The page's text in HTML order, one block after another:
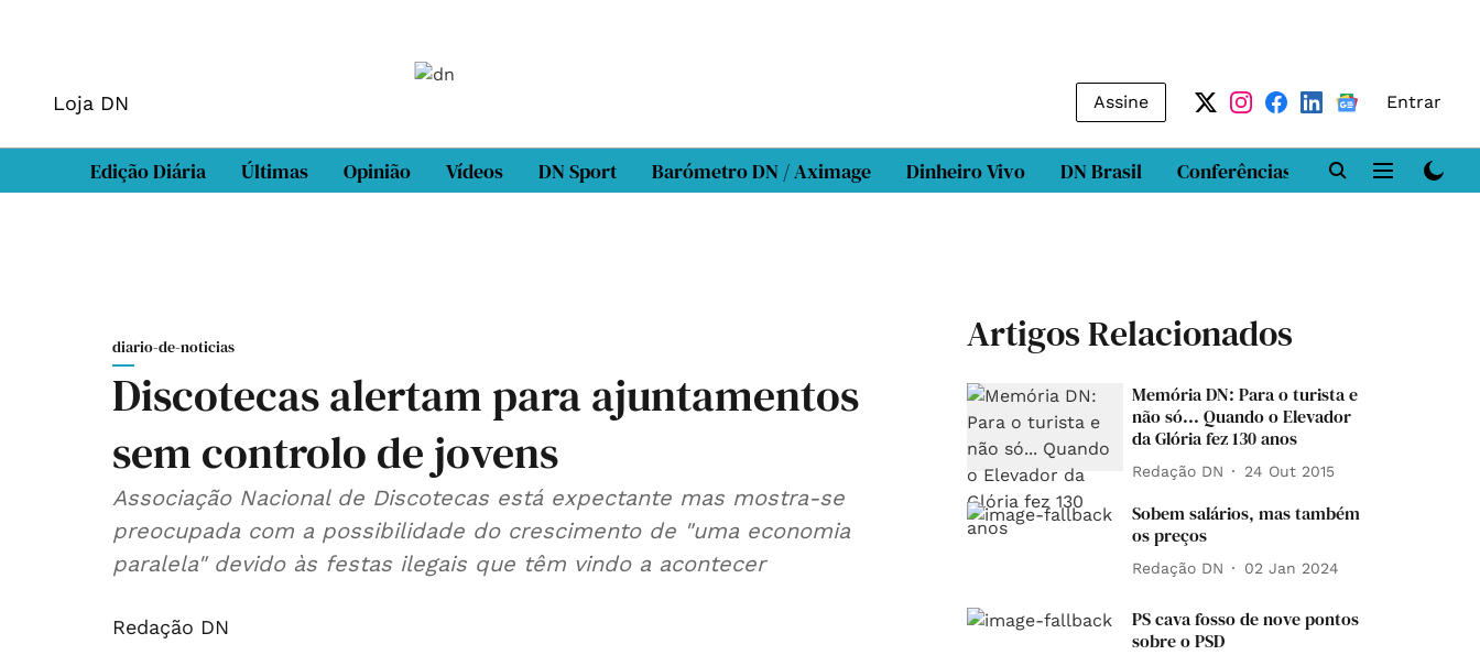
Loja DN Assine Entrar
Edição Diária Últimas Opinião Vídeos DN Sport Barómetro DN / Aximage Dinheiro Vivo DN Brasil Conferências DN LAB
diario-de-noticias
Discotecas alertam para ajuntamentos
sem controlo de jovens
Associação Nacional de Discotecas está expectante mas mostra-se
preocupada com a possibilidade do crescimento de "uma economia
paralela" devido às festas ilegais que têm vindo a acontecer
Redação DN
Artigos Relacionados
Memória DN: Para o turista e
não só... Quando o Elevador
da Glória fez 130 anos
Redação DN 24 Out 2015
Sobem salários, mas também
os preços
Redação DN 02 Jan 2024
PS cava fosso de nove pontos
sobre o PSD